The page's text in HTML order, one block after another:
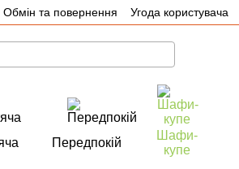
Обмін та повернення Угода користувача
Передпокій
Шафи-
купе